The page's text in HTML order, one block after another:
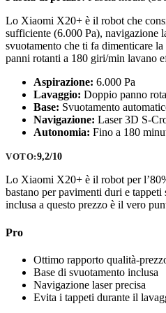
Lo Xiaomi X20+ è il robot che
sufficiente (6.000 Pa), navigazione
svuotamento che ti fa dimenticare
panni rotanti a 180 giri/min lavano
Aspirazione: 6.000 Pa
Lavaggio: Doppio panno
Base: Svuotamento
Navigazione: Laser 3D S-
Autonomia: Fino a 180
VOTO:9,2/10
Lo Xiaomi X20+ è il robot per
bastano per pavimenti duri e
inclusa a questo prezzo è il vero
Pro
Ottimo rapporto qualità-
Base di svuotamento inclusa
Navigazione laser precisa
Evita i tappeti durante il